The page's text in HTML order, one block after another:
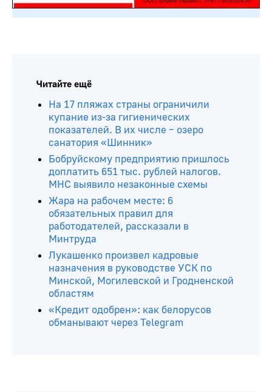
Читайте ещё
На 17 пляжах страны ограничили
купание из-за гигиенических
показателей. В их числе – озеро
санатория «Шинник»
Бобруйскому предприятию пришлось
доплатить 651 тыс. рублей налогов.
МНС выявило незаконные схемы
Жара на рабочем месте: 6
обязательных правил для
работодателей, рассказали в
Минтруда
Лукашенко произвел кадровые
назначения в руководстве УСК по
Минской, Могилевской и Гродненской
областям
«Кредит одобрен»: как белорусов
обманывают через Telegram